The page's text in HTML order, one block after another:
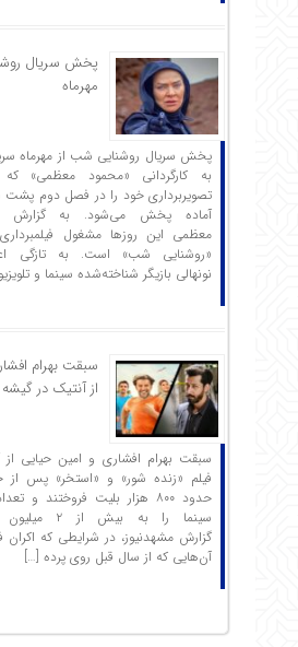
پخش سریال
مهرماه
پخش سریال روشنایی شب از مهرماه
به کارگردانی «محمود معظمی» که
تصویربرداری خود را در فصل دوم پشت
آماده پخش می‌شود. به گزارش
معظمی این روزها مشغول
«روشنایی شب» است. به تازگی
نونهالی بازیگر شناخته‌شده سینما و
سبقت بهرام
از آنتیک در گیشه
سبقت بهرام افشاری و امین حیایی
حدود ۸۰۰ هزار بلیت فروختند و
سینما را به
گزارش مشهدنیوز، در شرایطی که
آن‌هایی که از سال قبل روی پرده […]